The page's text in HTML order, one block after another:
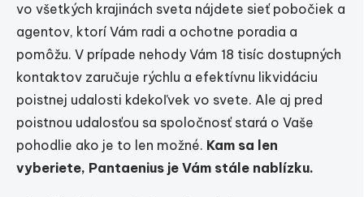
vo všetkých krajinách sveta nájdete sieť pobočiek a
agentov, ktorí Vám radi a ochotne poradia a
pomôžu. V prípade nehody Vám 18 tisíc dostupných
kontaktov zaručuje rýchlu a efektívnu likvidáciu
poistnej udalosti kdekoľvek vo svete. Ale aj pred
poistnou udalosťou sa spoločnosť stará o Vaše
pohodlie ako je to len možné. Kam sa len
vyberiete, Pantaenius je Vám stále nablízku.